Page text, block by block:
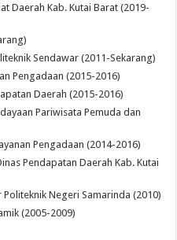
Daerah Kab. Kutai Barat (2019-
Sendawar (2011-Sekarang)
Pengadaan (2015-2016)
Daerah (2015-2016)
Pariwisata Pemuda dan
Pengadaan (2014-2016)
Pendapatan Daerah Kab. Kutai
Negeri Samarinda (2010)
(2005-2009)